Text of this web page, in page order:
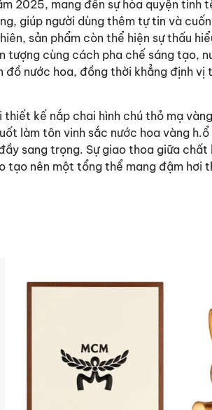
2025, mang đến sự hòa quyện tinh
giúp người dùng thêm tự tin và
sản phẩm còn thể hiện sự thấu
tượng cùng cách pha chế sáng tạo,
nước hoa, đồng thời khẳng định vị
kế nắp chai hình chú thỏ mạ
làm tôn vinh sắc nước hoa vàng h.ổ
sang trọng. Sự giao thoa giữa chất
tạo nên một tổng thể mang đậm hơi